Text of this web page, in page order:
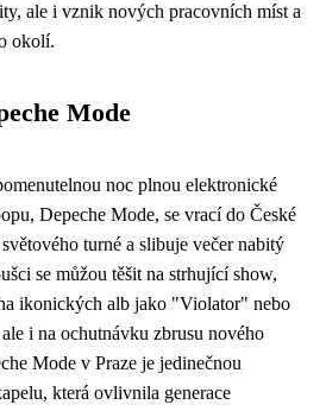
ale i vznik nových pracovních míst a
okolí.
Mode
noc plnou elektronické
Depeche Mode, se vrací do České
turné a slibuje večer nabitý
se můžou těšit na strhující show,
ikonických alb jako "Violator" nebo
i na ochutnávku zbrusu nového
Mode v Praze je jedinečnou
která ovlivnila generace